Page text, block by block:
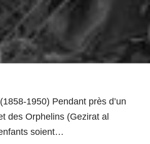
1950) Pendant près d’un
des Orphelins (Gezirat al
soient…